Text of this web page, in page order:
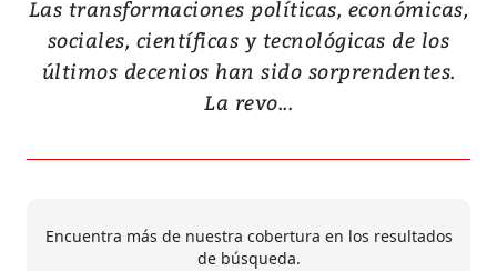
Las transformaciones políticas, económicas,
sociales, científicas y tecnológicas de los
últimos decenios han sido sorprendentes.
La revo...
Encuentra más de nuestra cobertura en los resultados
de búsqueda.